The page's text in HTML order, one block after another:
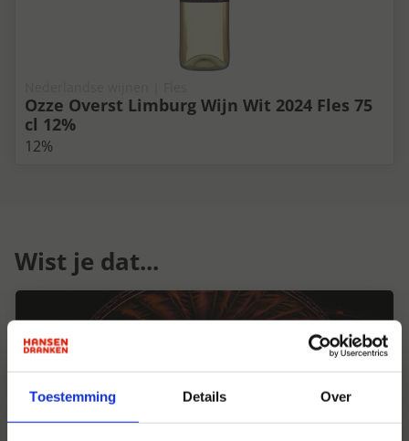
Toestemming Details Over
Ozze Overst Limburg Wijn Wit 2024 Fles 75
cl 12%
12%
Wist je dat...